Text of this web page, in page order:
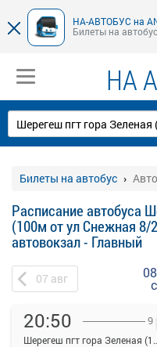
НА-АВТОБУС на
Билеты на
НА
Билеты на автобус
Расписание автобуса
(100м от ул Снежная
автовокзал - Главный
07 авг
20:50
Шерегеш пгт гора
9